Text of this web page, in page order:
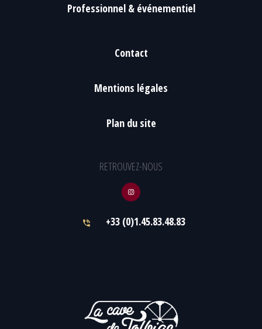
Professionnel & événementiel
Contact
Mentions légales
Plan du site
RETROUVEZ-NOUS
+33 (0)1.45.83.48.83